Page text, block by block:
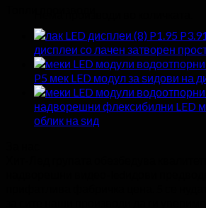
P1.95
дисплеи со лачен затворен
P5 мек LED модул за ѕидови на
надворешни флексибилни LED
облик на ѕид